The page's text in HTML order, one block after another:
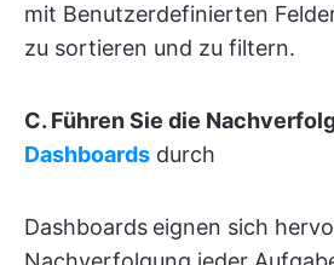
mit Benutzerdefinierten
zu sortieren und zu filtern.
C. Führen Sie die
Dashboards durch
Dashboards eignen sich